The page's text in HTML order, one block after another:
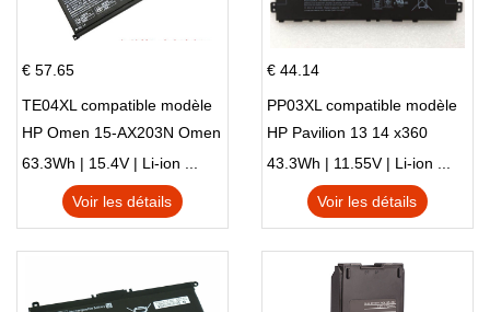
€ 57.65
TE04XL compatible modèle
HP Omen 15-AX203N Omen
15 Series Pavilion 15 Series
63.3Wh | 15.4V | Li-ion ...
Voir les détails
€ 44.14
PP03XL compatible modèle
HP Pavilion 13 14 x360
L83388-AC1 L83388-421
HSTNN-LB8S M01118-421
M01144-005 13-BB 14-DV
43.3Wh | 11.55V | Li-ion ...
Voir les détails